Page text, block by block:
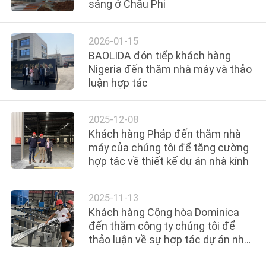
VỀ
CHÚNG
TÔI
THAM
QUAN
NHÀ
MÁY
KIỂM
SOÁT
CHẤT
LƯỢNG
sáng ở Châu Phi
2026-01-15
BAOLIDA đón tiếp khách hàng
Nigeria đến thăm nhà máy và thảo
luận hợp tác
2025-12-08
Khách hàng Pháp đến thăm nhà
máy của chúng tôi để tăng cường
hợp tác về thiết kế dự án nhà kính
2025-11-13
Khách hàng Cộng hòa Dominica
đến thăm công ty chúng tôi để
thảo luận về sự hợp tác dự án nhà